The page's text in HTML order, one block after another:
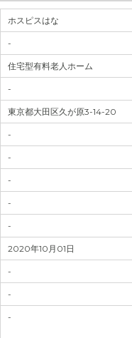
ホスピスはな
-
住宅型有料老人ホーム
-
東京都大田区久が原3-14-20
-
-
-
-
-
2020年10月01日
-
-
-